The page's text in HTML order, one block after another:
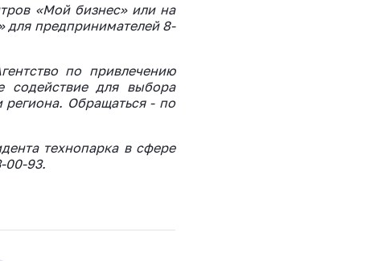
«Мой бизнес» или на
для предпринимателей 8-
по привлечению
содействие для выбора
Обращаться - по
технопарка в сфере
00-93.